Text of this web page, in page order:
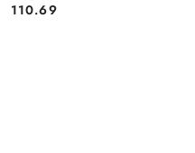
Cena:
110.69